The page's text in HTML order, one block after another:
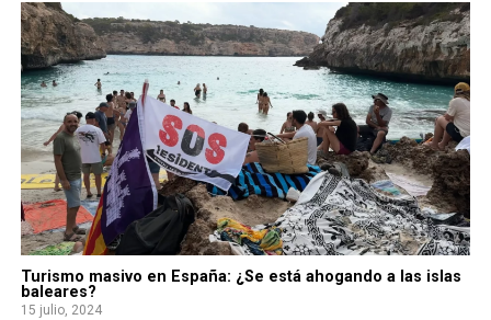
Turismo masivo en España: ¿Se está ahogando a las islas
baleares?
15 julio, 2024